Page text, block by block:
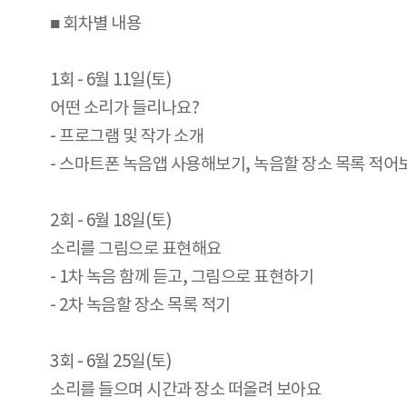
■ 회차별 내용
1회 - 6월 11일(토)
어떤 소리가 들리나요?
- 프로그램 및 작가 소개
- 스마트폰 녹음앱 사용해보기, 녹음할 장소 목록 적어
2회 - 6월 18일(토)
소리를 그림으로 표현해요
- 1차 녹음 함께 듣고, 그림으로 표현하기
- 2차 녹음할 장소 목록 적기
3회 - 6월 25일(토)
소리를 들으며 시간과 장소 떠올려 보아요